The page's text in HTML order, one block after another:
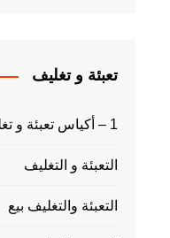
تعبئة و تغليف
1 – أكياس تعبئة و تغليف
التعبئة و التغليف
التعبئة والتغليف بيع